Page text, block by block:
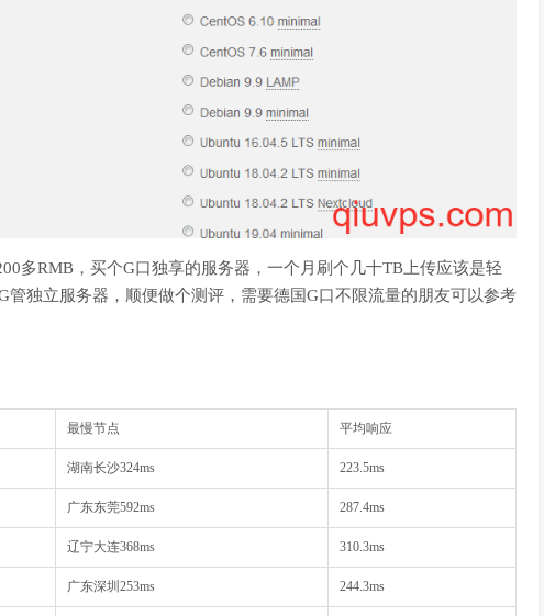
多RMB，买个G口独享的服务器，一个月刷个几十TB上传应该是轻
管独立服务器，顺便做个测评，需要德国G口不限流量的朋友可以参考
最慢节点 平均响应
湖南长沙324ms 223.5ms
广东东莞592ms 287.4ms
辽宁大连368ms 310.3ms
广东深圳253ms 244.3ms